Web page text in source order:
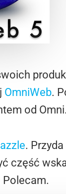
OmniWeb.
od
.
część
Polecam.